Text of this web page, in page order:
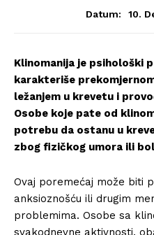
Datum: 10.
Klinomanija je psihološki
karakteriše
ležanjem u krevetu i
Osobe koje pate od
potrebu da ostanu u
zbog fizičkog umora ili
Ovaj poremećaj može biti
anksioznošću ili drugim
problemima. Osobe sa
svakodnevne aktivnosti,